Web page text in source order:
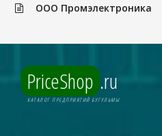
ООО Промэлектроника
PriceShop .ru
КАТАЛОГ ПРЕДПРИЯТИЙ БУГУЛЬМЫ